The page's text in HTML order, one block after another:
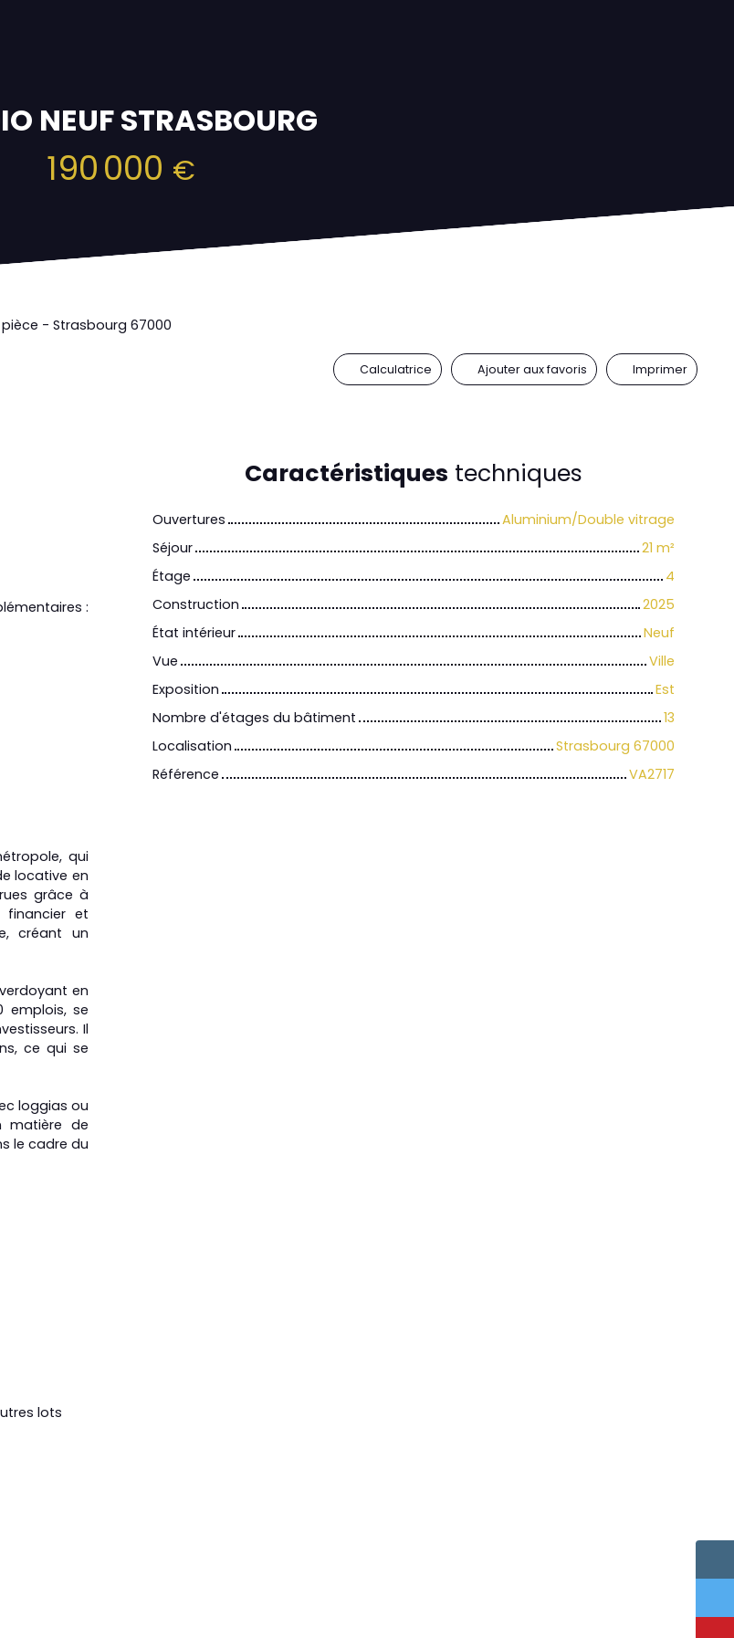
NEUF STRASBOURG
190 000 €
- Strasbourg 67000
Calculatrice Ajouter aux favoris Imprimer
:
qui
locative en
grâce à
financier et
créant un
en
emplois, se
Il
ce qui se
loggias ou
matière de
le cadre du
lots
Caractéristiques techniques
Ouvertures
Aluminium/Double vitrage
Séjour
21 m²
Étage
4
Construction
2025
État intérieur
Neuf
Vue
Ville
Exposition
Est
Nombre d'étages du bâtiment
13
Localisation
Strasbourg 67000
Référence
VA2717